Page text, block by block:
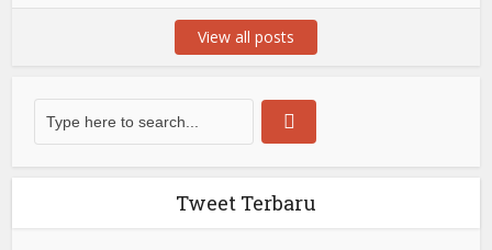
View all posts
Tweet Terbaru